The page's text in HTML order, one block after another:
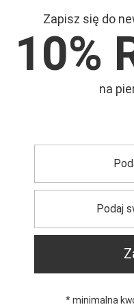
niezwłocznie,
Zapisz się do
10%
na
* minimalna